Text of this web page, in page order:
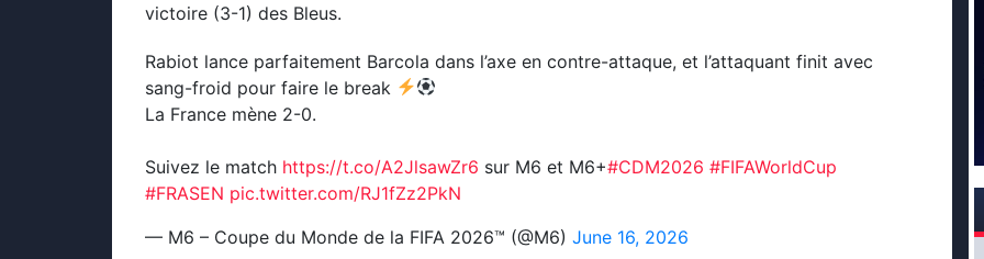
victoire (3-1) des Bleus.
Rabiot lance parfaitement Barcola dans l’axe en contre-attaque, et l’attaquant finit avec
sang-froid pour faire le break
La France mène 2-0.
Suivez le match https://t.co/A2JlsawZr6 sur M6 et M6+#CDM2026 #FIFAWorldCup
#FRASEN pic.twitter.com/RJ1fZz2PkN
— M6 – Coupe du Monde de la FIFA 2026™ (@M6) June 16, 2026